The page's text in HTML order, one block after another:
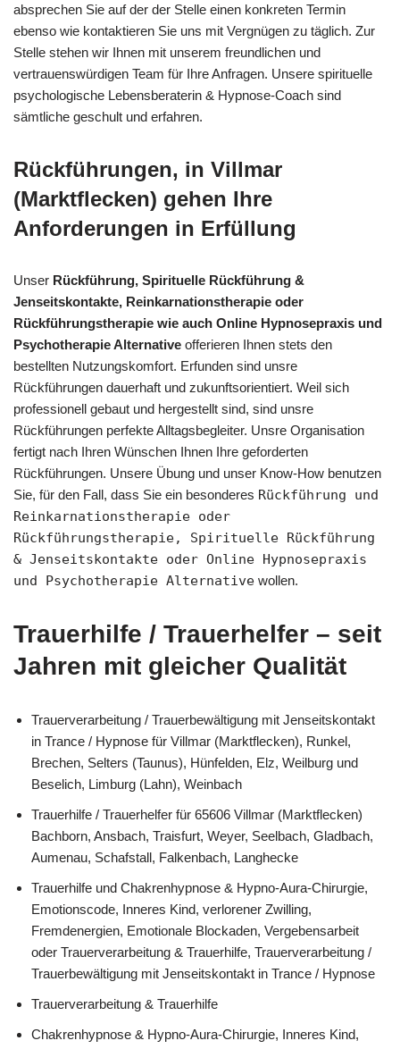
absprechen Sie auf der der Stelle einen konkreten Termin
ebenso wie kontaktieren Sie uns mit Vergnügen zu täglich. Zur
Stelle stehen wir Ihnen mit unserem freundlichen und
vertrauenswürdigen Team für Ihre Anfragen. Unsere spirituelle
psychologische Lebensberaterin & Hypnose-Coach sind
sämtliche geschult und erfahren.
Rückführungen, in Villmar
(Marktflecken) gehen Ihre
Anforderungen in Erfüllung
Unser Rückführung, Spirituelle Rückführung &
Jenseitskontakte, Reinkarnationstherapie oder
Rückführungstherapie wie auch Online Hypnosepraxis und
Psychotherapie Alternative offerieren Ihnen stets den
bestellten Nutzungskomfort. Erfunden sind unsre
Rückführungen dauerhaft und zukunftsorientiert. Weil sich
professionell gebaut und hergestellt sind, sind unsre
Rückführungen perfekte Alltagsbegleiter. Unsre Organisation
fertigt nach Ihren Wünschen Ihnen Ihre geforderten
Rückführungen. Unsere Übung und unser Know-How benutzen
Sie, für den Fall, dass Sie ein besonderes Rückführung und
Reinkarnationstherapie oder
Rückführungstherapie, Spirituelle Rückführung
& Jenseitskontakte oder Online Hypnosepraxis
und Psychotherapie Alternative wollen.
Trauerhilfe / Trauerhelfer – seit
Jahren mit gleicher Qualität
Trauerverarbeitung / Trauerbewältigung mit Jenseitskontakt
in Trance / Hypnose für Villmar (Marktflecken), Runkel,
Brechen, Selters (Taunus), Hünfelden, Elz, Weilburg und
Beselich, Limburg (Lahn), Weinbach
Trauerhilfe / Trauerhelfer für 65606 Villmar (Marktflecken)
Bachborn, Ansbach, Traisfurt, Weyer, Seelbach, Gladbach,
Aumenau, Schafstall, Falkenbach, Langhecke
Trauerhilfe und Chakrenhypnose & Hypno-Aura-Chirurgie,
Emotionscode, Inneres Kind, verlorener Zwilling,
Fremdenergien, Emotionale Blockaden, Vergebensarbeit
oder Trauerverarbeitung & Trauerhilfe, Trauerverarbeitung /
Trauerbewältigung mit Jenseitskontakt in Trance / Hypnose
Trauerverarbeitung & Trauerhilfe
Chakrenhypnose & Hypno-Aura-Chirurgie, Inneres Kind,